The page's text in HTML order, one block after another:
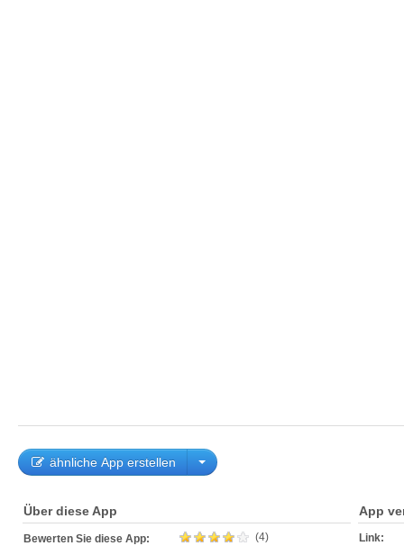
ähnliche App erstellen
Über diese App
Bewerten Sie diese App: (4)
App
Link: